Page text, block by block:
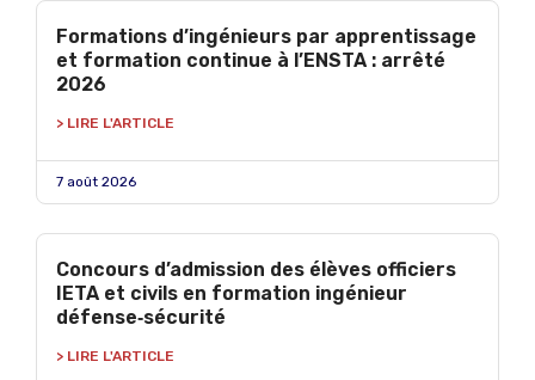
Formations d’ingénieurs par apprentissage
et formation continue à l’ENSTA : arrêté
2026
> LIRE L'ARTICLE
7 août 2026
Concours d’admission des élèves officiers
IETA et civils en formation ingénieur
défense‑sécurité
> LIRE L'ARTICLE